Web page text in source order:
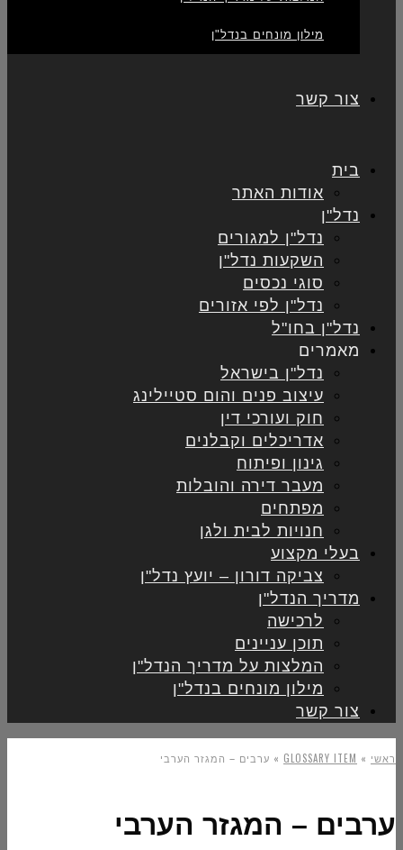
מילון מונחים בנדל"ן
צור קשר
בית
אודות האתר
נדל"ן
נדל"ן למגורים
השקעות נדל"ן
סוגי נכסים
נדל"ן לפי אזורים
נדל"ן בחו"ל
מאמרים
נדל"ן בישראל
עיצוב פנים והום סטיילינג
חוק ועורכי דין
אדריכלים וקבלנים
גינון ופיתוח
מעבר דירה והובלות
מפתחים
חנויות לבית ולגן
בעלי מקצוע
צביקה דורון – יועץ נדל"ן
מדריך הנדל"ן
לרכישה
תוכן עניינים
המלצות על מדריך הנדל"ן
מילון מונחים בנדל"ן
צור קשר
ראשי »
GLOSSARY ITEM
» ערבים – המגזר הערבי
ערבים – המגזר הערבי